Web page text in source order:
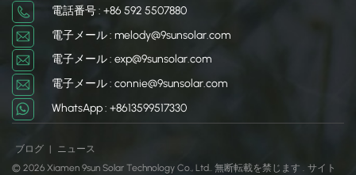
電話番号 : +86 592 5507880
電子メール : melody@9sunsolar.com
電子メール : exp@9sunsolar.com
電子メール : connie@9sunsolar.com
WhatsApp : +8613599517330
ブログ |
ニュース
© 2026 Xiamen 9sun Solar Technology Co., Ltd.. 無断転載を禁じます .
サイト